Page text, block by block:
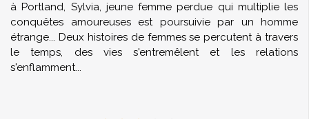
à Portland, Sylvia, jeune femme perdue qui multiplie les
conquêtes amoureuses est poursuivie par un homme
étrange... Deux histoires de femmes se percutent à travers
le temps, des vies s'entremêlent et les relations
s'enflamment...